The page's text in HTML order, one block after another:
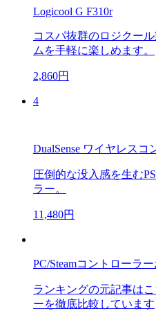
Logicool G F310r
コスパ抜群のロジクー
ムを手軽に楽しめます。
2,860円
4
DualSense ワイヤレスコ
圧倒的な没入感を生む
ラー。
11,480円
PC/Steamコントローラ
ランキングの元記事は
ーを徹底比較しています